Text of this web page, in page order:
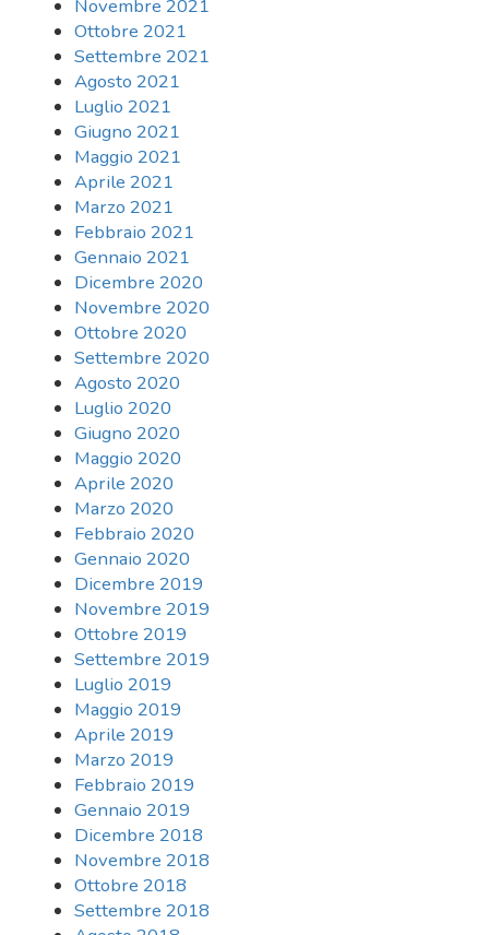
Novembre 2021
Ottobre 2021
Settembre 2021
Agosto 2021
Luglio 2021
Giugno 2021
Maggio 2021
Aprile 2021
Marzo 2021
Febbraio 2021
Gennaio 2021
Dicembre 2020
Novembre 2020
Ottobre 2020
Settembre 2020
Agosto 2020
Luglio 2020
Giugno 2020
Maggio 2020
Aprile 2020
Marzo 2020
Febbraio 2020
Gennaio 2020
Dicembre 2019
Novembre 2019
Ottobre 2019
Settembre 2019
Luglio 2019
Maggio 2019
Aprile 2019
Marzo 2019
Febbraio 2019
Gennaio 2019
Dicembre 2018
Novembre 2018
Ottobre 2018
Settembre 2018